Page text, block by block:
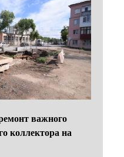
важного
коллектора на